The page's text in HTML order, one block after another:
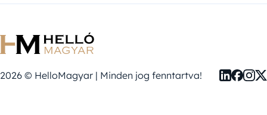
2026 © HelloMagyar | Minden jog fenntartva!